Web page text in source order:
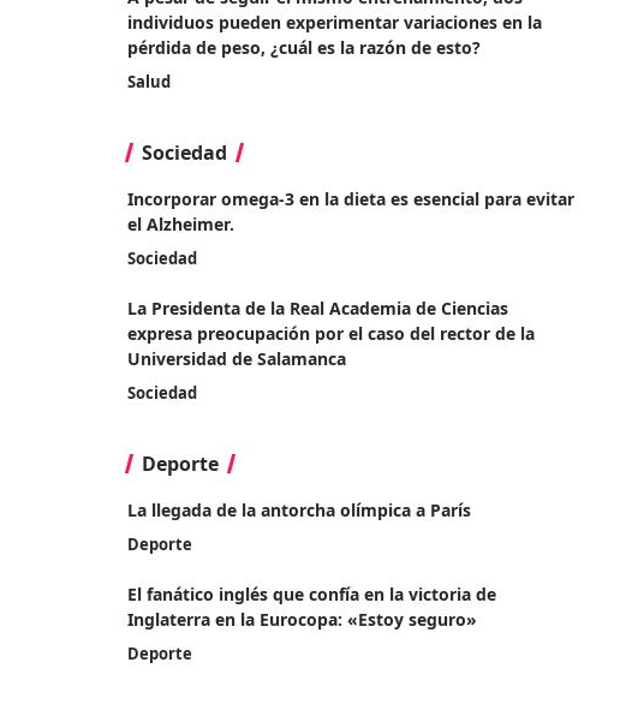
individuos pueden experimentar variaciones en la
pérdida de peso, ¿cuál es la razón de esto?
Salud
Sociedad
Incorporar omega-3 en la dieta es esencial para evitar
el Alzheimer.
Sociedad
La Presidenta de la Real Academia de Ciencias
expresa preocupación por el caso del rector de la
Universidad de Salamanca
Sociedad
Deporte
La llegada de la antorcha olímpica a París
Deporte
El fanático inglés que confía en la victoria de
Inglaterra en la Eurocopa: «Estoy seguro»
Deporte